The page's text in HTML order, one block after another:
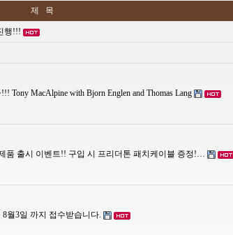
제 목
행!!!
MacAlpine with Bjorn Englen and Thomas Lang
제품 출시 이벤트!! 구입 시 프리더톤 패치케이블 증정!…
월3일 까지 접수받습니다.